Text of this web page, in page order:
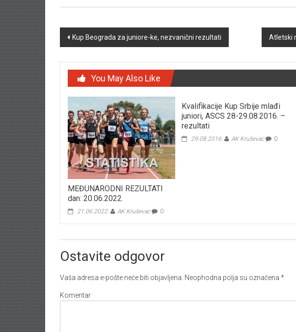
Post navigation
Kup Beograda za juniore-ke, nezvanični rezultati Atletski
You May Also Like
MEĐUNARODNI REZULTATI
dan: 20.06.2022.
21.06.2022. AK Kruševac 0
Kvalifikacije Kup Srbije mlađi
juniori, ASCS 28-29.08.2016. –
rezultati
29.08.2016. AK Kruševac 0
Ostavite odgovor
Vaša adresa e-pošte neće biti objavljena. Neophodna polja su označena *
Komentar